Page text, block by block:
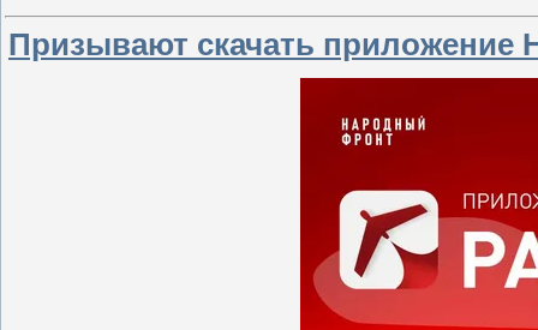
Призывают скачать приложение